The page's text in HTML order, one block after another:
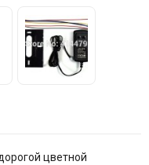
цветной